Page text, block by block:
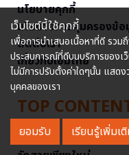
นโยบายคุกกี้
นโยบายการคุ้มครองข้
ติดต่อเรา
เกี่ยวกับเอ็มไทย
TOP
วัดสวย
เว็บไซต์นี้ใช้คุกกี้
เพื่อการนำเสนอเนื้อหาที่ดี รว
ประสบการณ์ที่ดีบนบริการของเ
ไม่มีการปรับตั้งค่าใดๆนั้น แสด
บุคคลของเรา
ยอมรับ เรียนรู้เพิ่มเ